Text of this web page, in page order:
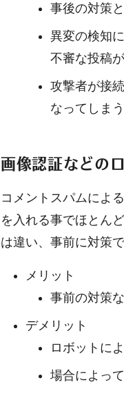
事後の対策
異変の検知
不審な投稿
攻撃者が接
なってしまう
画像認証などの
コメントスパムによ
を入れる事でほとん
は違い、事前に対策
メリット
事前の対策
デメリット
ロボットに
場合によっ